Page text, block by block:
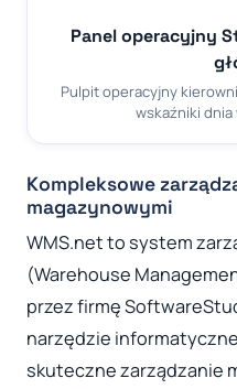
Panel operacyjny
Pulpit operacyjny
wskaźniki dnia
Kompleksowe
magazynowymi
WMS.net to system
(Warehouse
przez firmę
narzędzie
skuteczne zarządzanie